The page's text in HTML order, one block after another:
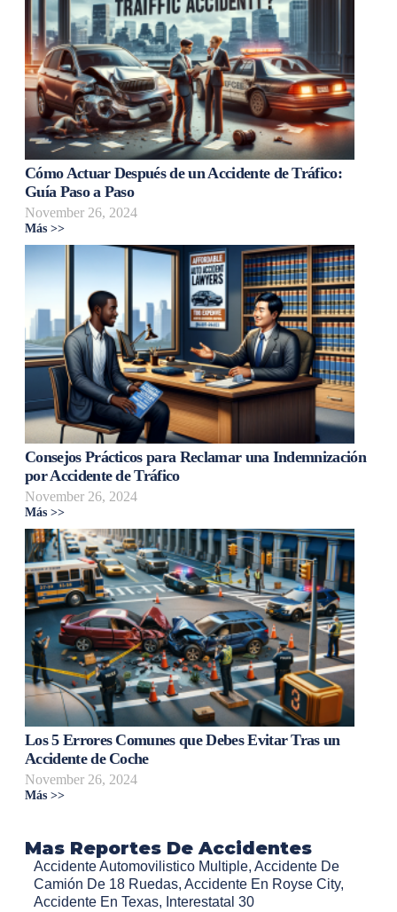
Cómo Actuar Después de un Accidente de Tráfico:
Guía Paso a Paso
November 26, 2024
Más >>
Consejos Prácticos para Reclamar una Indemnización
por Accidente de Tráfico
November 26, 2024
Más >>
Los 5 Errores Comunes que Debes Evitar Tras un
Accidente de Coche
November 26, 2024
Más >>
Mas Reportes De Accidentes
Accidente Automovilistico Multiple, Accidente De
Camión De 18 Ruedas, Accidente En Royse City,
Accidente En Texas, Interestatal 30